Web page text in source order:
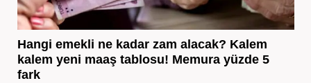
Hangi emekli ne kadar zam alacak? Kalem
kalem yeni maaş tablosu! Memura yüzde 5
fark